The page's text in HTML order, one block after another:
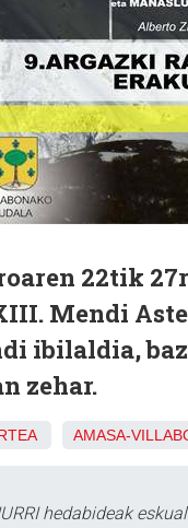
22tik
Mendi
ibilaldia,
zehar.
AMASA-
hedabideak